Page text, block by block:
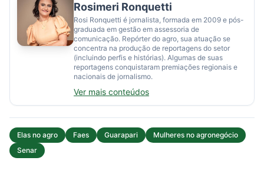
Rosimeri Ronquetti
Rosi Ronquetti é jornalista, formada em 2009 e pós-
graduada em gestão em assessoria de
comunicação. Repórter do agro, sua atuação se
concentra na produção de reportagens do setor
(incluindo perfis e histórias). Algumas de suas
reportagens conquistaram premiações regionais e
nacionais de jornalismo.
Ver mais conteúdos
Elas no agro Faes Guarapari
Mulheres no agronegócio
Senar